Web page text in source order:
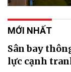
MỚI NHẤT
Sân bay
lực cạnh